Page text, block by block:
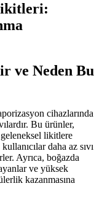
ve Neden Bu
cihazlarında
Bu ürünler,
likitlere
daha az sıvı
Ayrıca, boğazda
ve yüksek
kazanmasına